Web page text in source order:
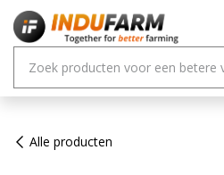
Overslaan naar inhoud
Alle producten